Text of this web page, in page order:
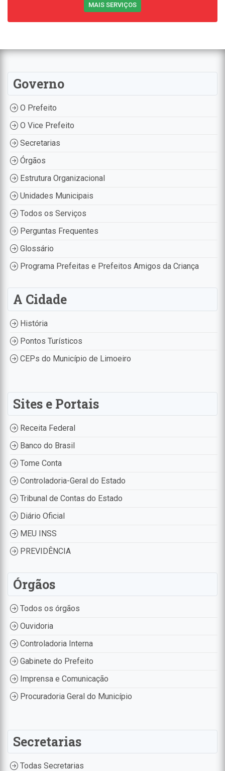
MAIS SERVIÇOS
Governo
O Prefeito
O Vice Prefeito
Secretarias
Órgãos
Estrutura Organizacional
Unidades Municipais
Todos os Serviços
Perguntas Frequentes
Glossário
Programa Prefeitas e Prefeitos Amigos da Criança
A Cidade
História
Pontos Turísticos
CEPs do Município de Limoeiro
Sites e Portais
Receita Federal
Banco do Brasil
Tome Conta
Controladoria-Geral do Estado
Tribunal de Contas do Estado
Diário Oficial
MEU INSS
PREVIDÊNCIA
Órgãos
Todos os órgãos
Ouvidoria
Controladoria Interna
Gabinete do Prefeito
Imprensa e Comunicação
Procuradoria Geral do Município
Secretarias
Todas Secretarias